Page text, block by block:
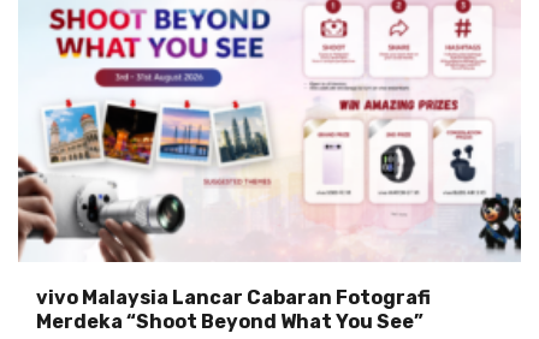
vivo Malaysia Lancar Cabaran Fotografi
Merdeka “Shoot Beyond What You See”